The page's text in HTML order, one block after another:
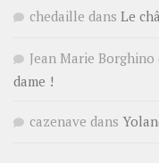
chedaille dans Le
Jean Marie Borghino
dame !
cazenave dans